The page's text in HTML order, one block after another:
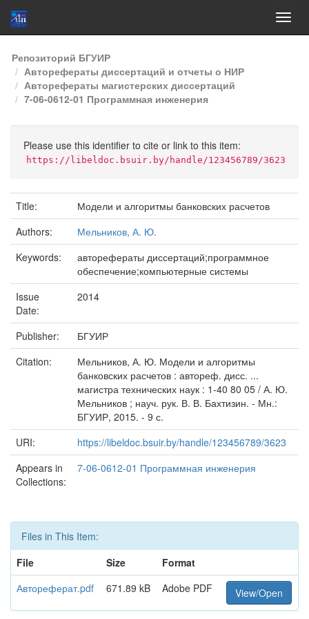
Skip
navigation
Репозиторий БГУИР
Авторефераты диссертаций и отчеты о НИР
Авторефераты магистерских диссертаций
7-06-0612-01 Программная инженерия
Please use this identifier to cite or link to this item:
https://libeldoc.bsuir.by/handle/123456789/3623
Title:
Модели и алгоритмы банковских расчетов
Authors:
Мельников, А. Ю.
Keywords:
авторефераты диссертаций;программное
обеспечение;компьютерные системы
Issue
Date:
2014
Publisher:
БГУИР
Citation:
Мельников, А. Ю. Модели и алгоритмы
банковских расчетов : автореф. дисс. ...
магистра технических наук : 1-40 80 05 / А. Ю.
Мельников ; науч. рук. В. В. Бахтизин. - Мн.:
БГУИР, 2015. - 9 с.
URI:
https://libeldoc.bsuir.by/handle/123456789/3623
Appears in
Collections:
7-06-0612-01 Программная инженерия
Files in This Item:
File
Size
Format
Автореферат.pdf
671.89 kB Adobe PDF View/Open